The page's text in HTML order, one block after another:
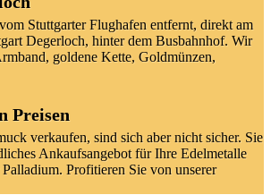
Stuttgarter Flughafen entfernt, direkt am
Degerloch, hinter dem Busbahnhof. Wir
goldene Kette, Goldmünzen,
Preisen
verkaufen, sind sich aber nicht sicher. Sie
Ankaufsangebot für Ihre Edelmetalle
Profitieren Sie von unserer